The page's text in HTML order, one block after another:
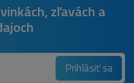
zľavách a
Prihlásiť sa